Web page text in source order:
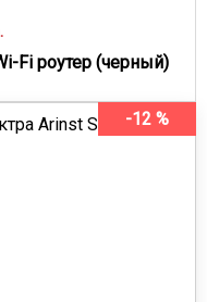
Fi роутер (черный)
-12 %